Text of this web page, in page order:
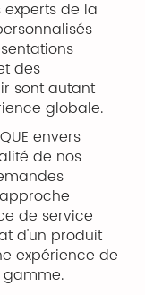
de la
des
sont autant
globale.
envers
de nos
de service
d'un produit
expérience de